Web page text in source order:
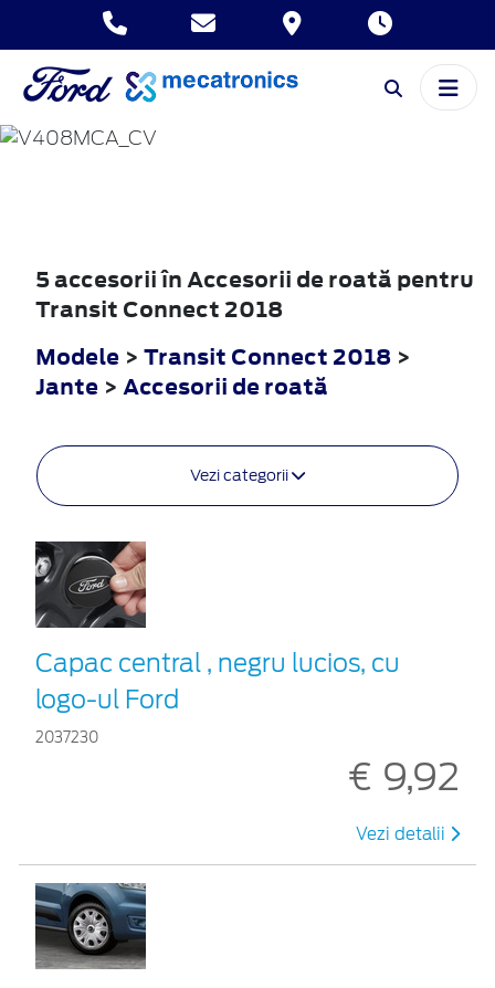
TRANSIT
CONNECT
5 accesorii în Accesorii de roată pentru
Transit Connect 2018
Modele > Transit Connect 2018 >
Jante > Accesorii de roată
Vezi categorii
Capac central , negru lucios, cu
logo-ul Ford
2037230
€ 9,92
Vezi detalii